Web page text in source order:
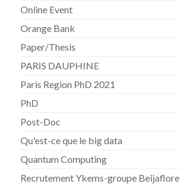
Online Event
Orange Bank
Paper/Thesis
PARIS DAUPHINE
Paris Region PhD 2021
PhD
Post-Doc
Qu'est-ce que le big data
Quantum Computing
Recrutement Ykems-groupe Beijaflore